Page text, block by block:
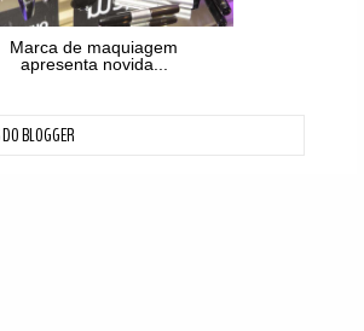
Marca de maquiagem
apresenta novida...
BLOGGER